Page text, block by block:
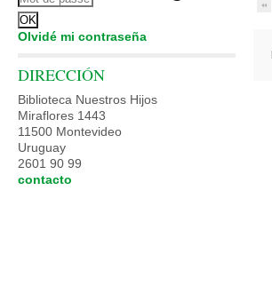
Olvidé mi contraseña
DIRECCIÓN
Biblioteca Nuestros Hijos
Miraflores 1443
11500 Montevideo
Uruguay
2601 90 99
contacto